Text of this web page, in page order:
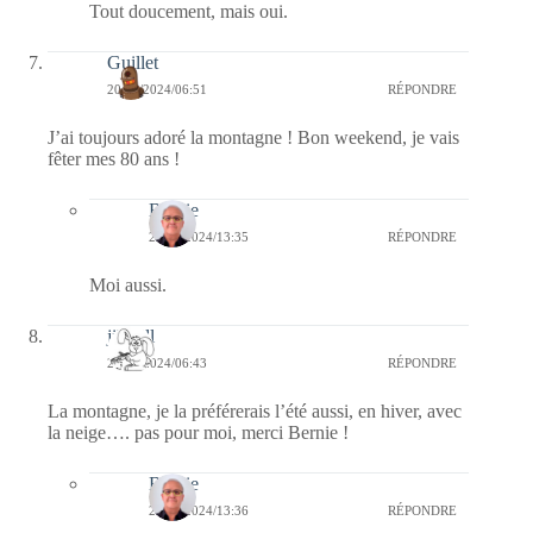
Tout doucement, mais oui.
Guillet
20/09/2024/06:51 RÉPONDRE
J’ai toujours adoré la montagne ! Bon weekend, je vais
fêter mes 80 ans !
Bernie
20/09/2024/13:35 RÉPONDRE
Moi aussi.
jill bill
20/09/2024/06:43 RÉPONDRE
La montagne, je la préférerais l’été aussi, en hiver, avec
la neige…. pas pour moi, merci Bernie !
Bernie
20/09/2024/13:36 RÉPONDRE